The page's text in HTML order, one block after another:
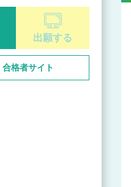
出願する
合格者サイト